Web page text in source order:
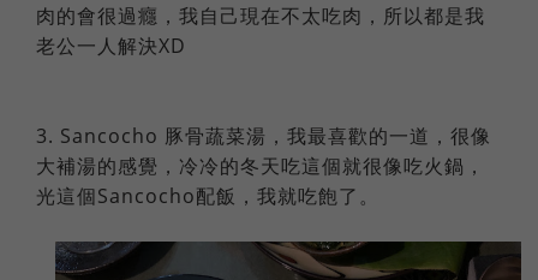
肉的會很過癮，我自己現在不太吃肉，所以都是我
老公一人解決XD
3. Sancocho 豚骨蔬菜湯，我最喜歡的一道，很像
大補湯的感覺，冷冷的冬天吃這個就很像吃火鍋，
光這個Sancocho配飯，我就吃飽了。